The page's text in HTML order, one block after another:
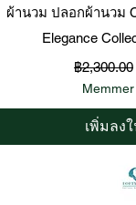
ดูข้อ
ผ้านวม ปลอกผ้านวม
Elegance
ราคาปกติ
฿2,300.00
เพิ่มลง